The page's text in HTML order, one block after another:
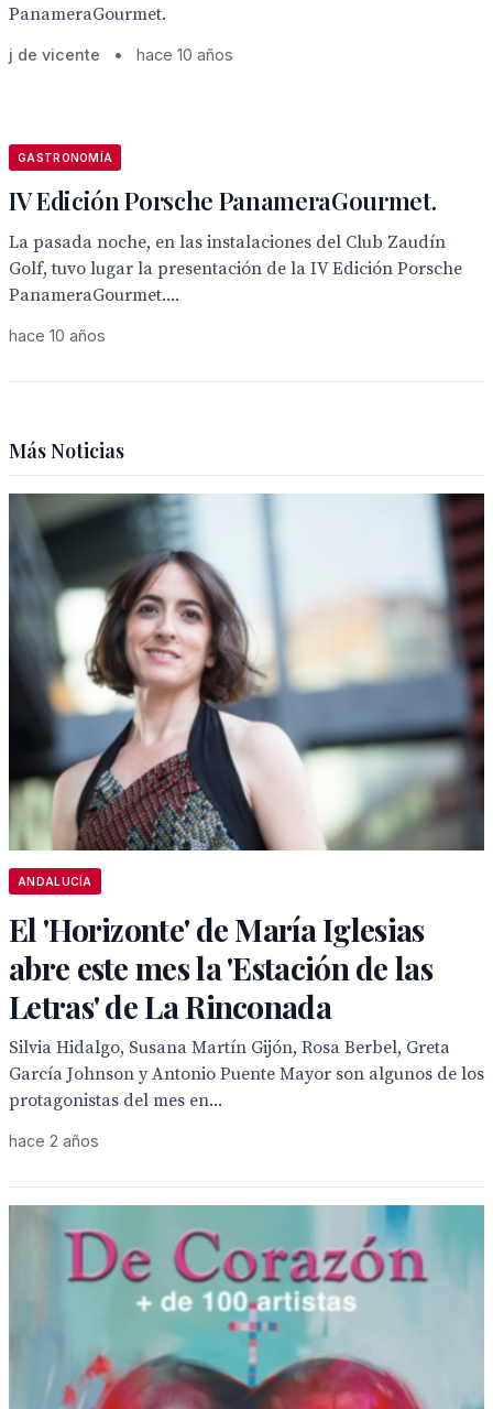
PanameraGourmet.
j de vicente • hace 10 años
GASTRONOMÍA
IV Edición Porsche PanameraGourmet.
La pasada noche, en las instalaciones del Club Zaudín
Golf, tuvo lugar la presentación de la IV Edición Porsche
PanameraGourmet....
hace 10 años
Más Noticias
ANDALUCÍA
El 'Horizonte' de María Iglesias
abre este mes la 'Estación de las
Letras' de La Rinconada
Silvia Hidalgo, Susana Martín Gijón, Rosa Berbel, Greta
García Johnson y Antonio Puente Mayor son algunos de los
protagonistas del mes en...
hace 2 años